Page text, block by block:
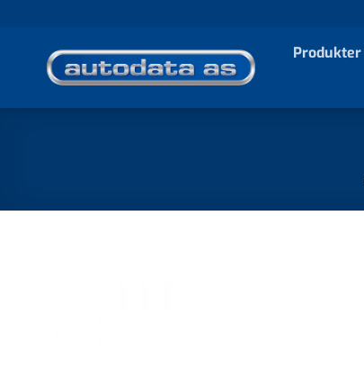
content
Produkter